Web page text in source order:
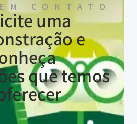
CONTATO
uma
e
que temos